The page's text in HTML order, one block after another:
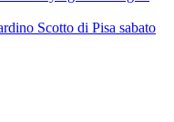
Scotto di Pisa sabato